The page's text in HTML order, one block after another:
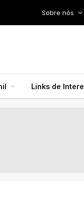
Sobre nós
Links de